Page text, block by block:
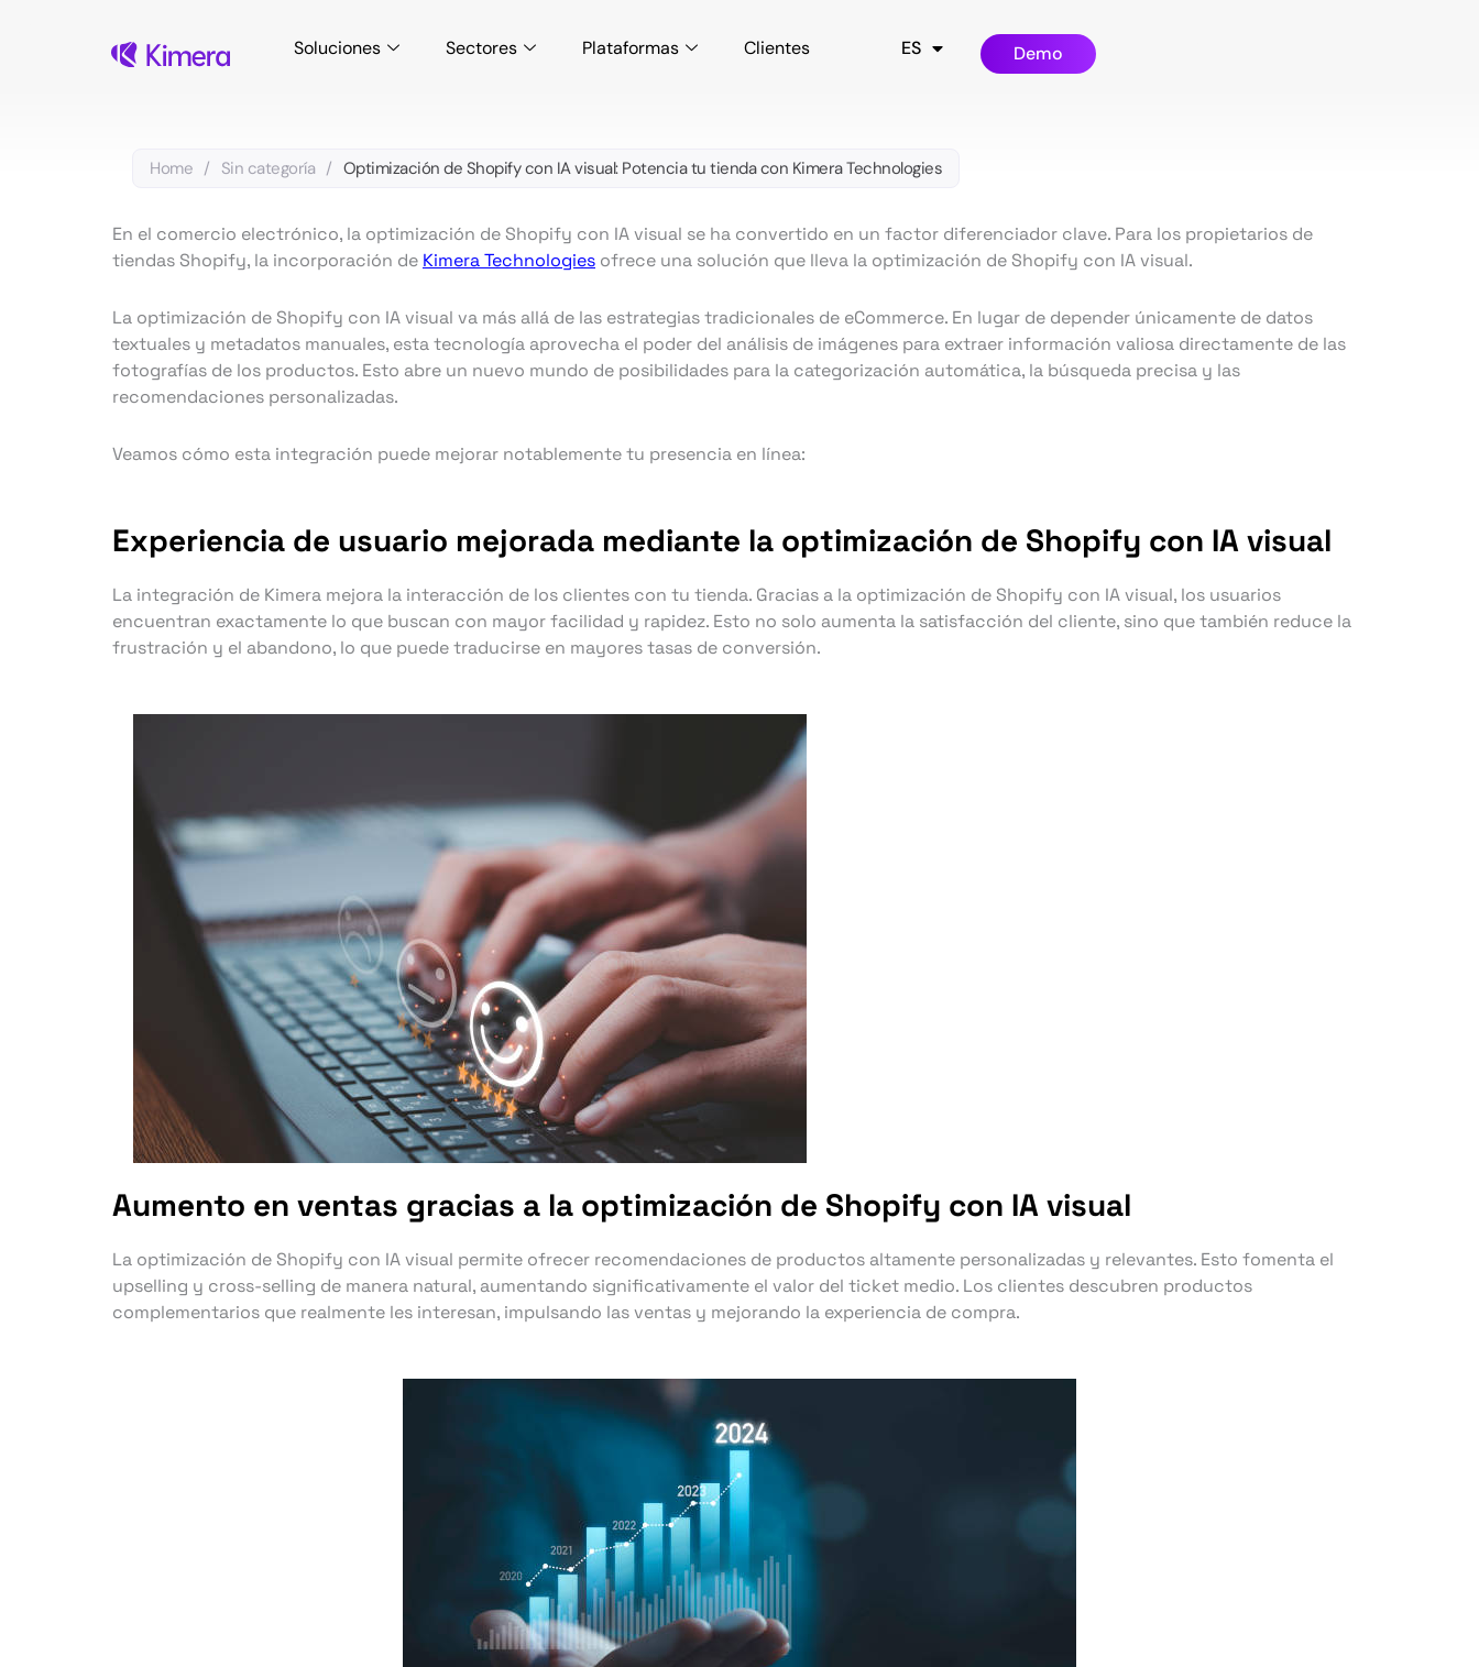
Soluciones Sectores Plataformas Clientes ES
EN Demo
Home / Sin categoría / Optimización de Shopify con IA visual: Potencia tu tienda con Kimera Technologies
En el comercio electrónico, la optimización de Shopify con IA visual se ha convertido en un factor diferenciador clave. Para los propietarios de
tiendas Shopify, la incorporación de Kimera Technologies ofrece una solución que lleva la optimización de Shopify con IA visual.
La optimización de Shopify con IA visual va más allá de las estrategias tradicionales de eCommerce. En lugar de depender únicamente de datos
textuales y metadatos manuales, esta tecnología aprovecha el poder del análisis de imágenes para extraer información valiosa directamente de las
fotografías de los productos. Esto abre un nuevo mundo de posibilidades para la categorización automática, la búsqueda precisa y las
recomendaciones personalizadas.
Veamos cómo esta integración puede mejorar notablemente tu presencia en línea:
Experiencia de usuario mejorada mediante la optimización de Shopify con IA visual
La integración de Kimera mejora la interacción de los clientes con tu tienda. Gracias a la optimización de Shopify con IA visual, los usuarios
encuentran exactamente lo que buscan con mayor facilidad y rapidez. Esto no solo aumenta la satisfacción del cliente, sino que también reduce la
frustración y el abandono, lo que puede traducirse en mayores tasas de conversión.
Aumento en ventas gracias a la optimización de Shopify con IA visual
La optimización de Shopify con IA visual permite ofrecer recomendaciones de productos altamente personalizadas y relevantes. Esto fomenta el
upselling y cross-selling de manera natural, aumentando significativamente el valor del ticket medio. Los clientes descubren productos
complementarios que realmente les interesan, impulsando las ventas y mejorando la experiencia de compra.